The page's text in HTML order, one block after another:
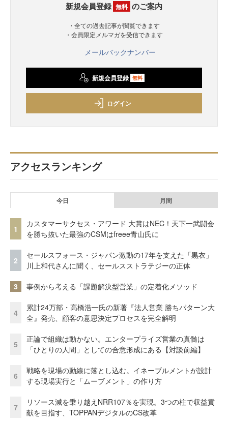
新規会員登録 無料 のご案内
・全ての過去記事が閲覧できます
・会員限定メルマガを受信できます
メールバックナンバー
新規会員登録 無料
ログイン
アクセスランキング
今日 月間
1
カスタマーサクセス・アワード 大賞はNEC！天下一武闘会
を勝ち抜いた最強のCSMはfreee青山氏に
2
セールスフォース・ジャパン激動の17年を支えた「黒衣」
川上和代さんに聞く、セールスストラテジーの正体
3 事例から考える「課題解決型営業」の定着化メソッド
4
累計24万部・高橋浩一氏の新著『法人営業 勝ちパターン大
全』発売、顧客の意思決定プロセスを完全解明
5
正論で組織は動かない。エンタープライズ営業の真髄は
「ひとりの人間」としての合意形成にある【対談前編】
6
戦略を現場の動線に落とし込む。イネーブルメントが設計
する現場実行と「ムーブメント」の作り方
7
リソース減を乗り越えNRR107％を実現。3つの柱で収益貢
献を目指す、TOPPANデジタルのCS改革